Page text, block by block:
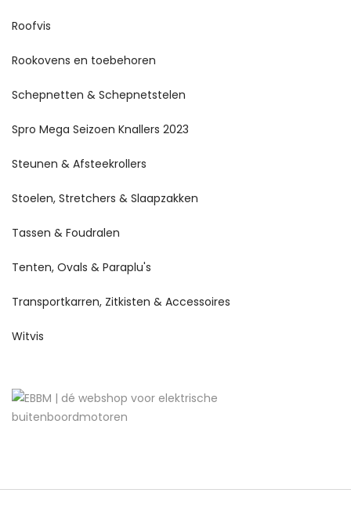
Roofvis
Rookovens en toebehoren
Schepnetten & Schepnetstelen
Spro Mega Seizoen Knallers 2023
Steunen & Afsteekrollers
Stoelen, Stretchers & Slaapzakken
Tassen & Foudralen
Tenten, Ovals & Paraplu's
Transportkarren, Zitkisten & Accessoires
Witvis